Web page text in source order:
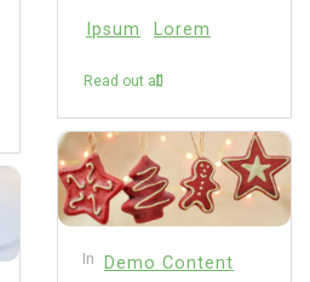
Ipsum Lorem
Read out all
In Demo Content